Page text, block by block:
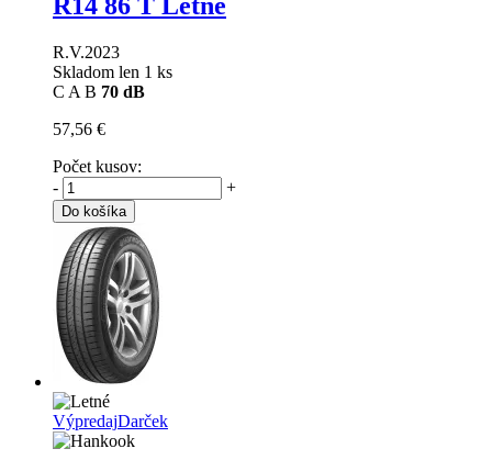
R.V.2023
Skladom len 1 ks
C A B 70 dB
57,56 €
Počet kusov:
-
+
Do košíka
VýpredajDarček